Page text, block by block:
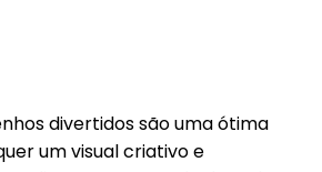
divertidos são uma ótima
um visual criativo e